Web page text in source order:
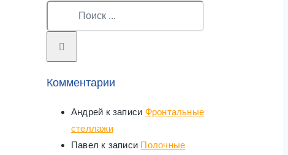
Комментарии
Андрей к записи Фронтальные
стеллажи
Павел к записи Полочные